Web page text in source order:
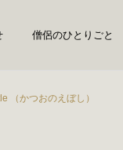
僧侶のひとりごと
（かつおのえぼし）